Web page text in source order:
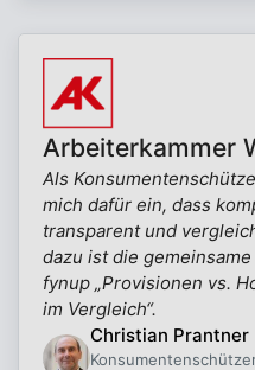
Arbeiterkammer
Als
mich dafür ein, dass
transparent und
dazu ist die
fynup „Provisionen vs.
im Vergleich“.
Christian Prantner